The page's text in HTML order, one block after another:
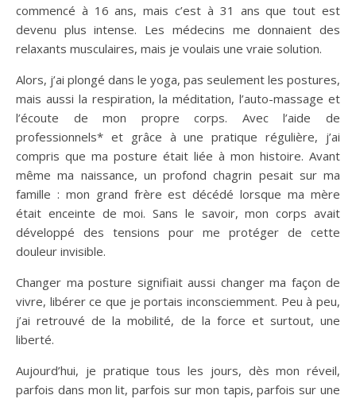
commencé à 16 ans, mais c’est à 31 ans que tout est
devenu plus intense. Les médecins me donnaient des
relaxants musculaires, mais je voulais une vraie solution.
Alors, j’ai plongé dans le yoga, pas seulement les postures,
mais aussi la respiration, la méditation, l’auto-massage et
l’écoute de mon propre corps. Avec l’aide de
professionnels* et grâce à une pratique régulière, j’ai
compris que ma posture était liée à mon histoire. Avant
même ma naissance, un profond chagrin pesait sur ma
famille : mon grand frère est décédé lorsque ma mère
était enceinte de moi. Sans le savoir, mon corps avait
développé des tensions pour me protéger de cette
douleur invisible.
Changer ma posture signifiait aussi changer ma façon de
vivre, libérer ce que je portais inconsciemment. Peu à peu,
j’ai retrouvé de la mobilité, de la force et surtout, une
liberté.
Aujourd’hui, je pratique tous les jours, dès mon réveil,
parfois dans mon lit, parfois sur mon tapis, parfois sur une